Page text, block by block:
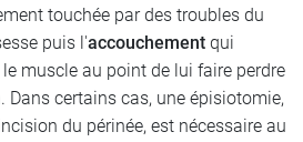
touchée par des troubles du
puis l'accouchement qui
muscle au point de lui faire perdre
Dans certains cas, une épisiotomie,
du périnée, est nécessaire au